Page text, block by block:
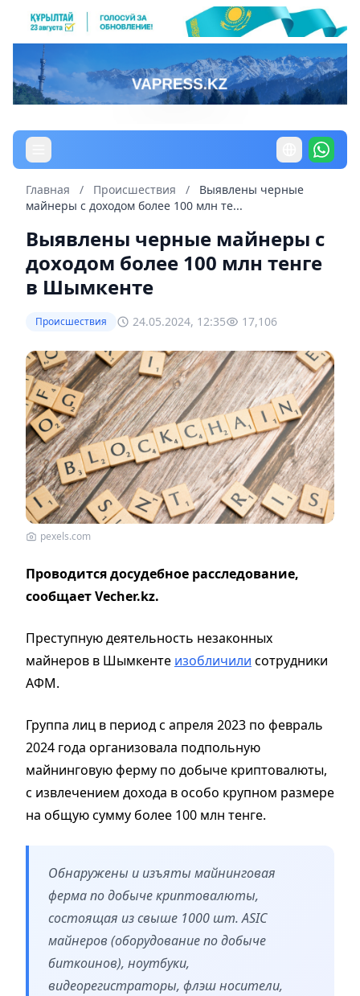
Главная / Происшествия /
Выявлены черные
майнеры с доходом более 100 млн те...
Выявлены черные майнеры с
доходом более 100 млн тенге
в Шымкенте
Происшествия 24.05.2024, 12:35 17,106
pexels.com
Проводится досудебное расследование,
сообщает Vecher.kz.
Преступную деятельность незаконных
майнеров в Шымкенте изобличили сотрудники
АФМ.
Группа лиц в период с апреля 2023 по февраль
2024 года организовала подпольную
майнинговую ферму по добыче криптовалюты,
с извлечением дохода в особо крупном размере
на общую сумму более 100 млн тенге.
Обнаружены и изъяты майнинговая
ферма по добыче криптовалюты,
состоящая из свыше 1000 шт. АSIC
майнеров (оборудование по добыче
биткоинов), ноутбуки,
видеорегистраторы, флэш носители,